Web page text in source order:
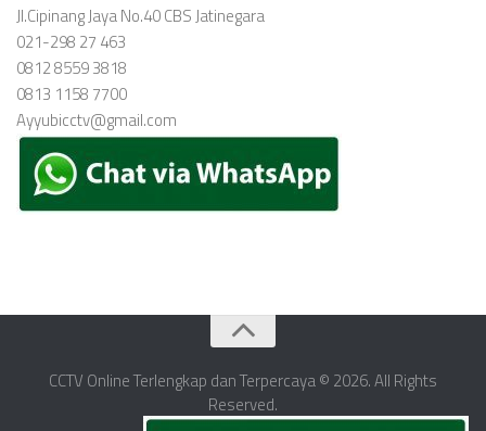
Jl.Cipinang Jaya No.40 CBS Jatinegara
021-298 27 463
0812 8559 3818
0813 1158 7700
Ayyubicctv@gmail.com
CCTV Online Terlengkap dan Terpercaya © 2026. All Rights
Reserved.